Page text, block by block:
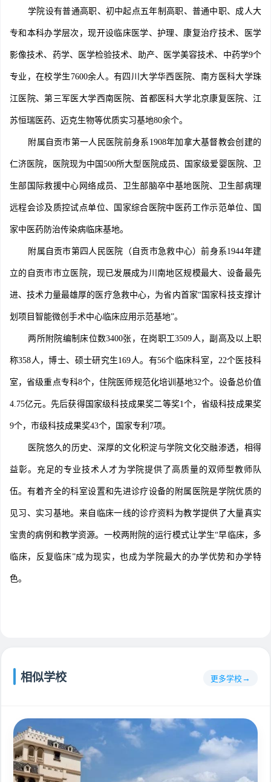
学院设有普通高职、初中起点五年制高职、普通中职、成人大
专和本科办学层次，现开设临床医学、护理、康复治疗技术、医学
影像技术、药学、医学检验技术、助产、医学美容技术、中药学9个
专业，在校学生7600余人。有四川大学华西医院、南方医科大学珠
江医院、第三军医大学西南医院、首都医科大学北京康复医院、江
苏恒瑞医药、迈克生物等优质实习基地80余个。
附属自贡市第一人民医院前身系1908年加拿大基督教会创建的
仁济医院，医院现为中国500所大型医院成员、国家级爱婴医院、卫
生部国际救援中心网络成员、卫生部脑卒中基地医院、卫生部病理
远程会诊及质控试点单位、国家综合医院中医药工作示范单位、国
家中医药防治传染病临床基地。
附属自贡市第四人民医院（自贡市急救中心）前身系1944年建
立的自贡市市立医院，现已发展成为川南地区规模最大、设备最先
进、技术力量最雄厚的医疗急救中心，为省内首家“国家科技支撑计
划项目智能微创手术中心临床应用示范基地”。
两所附院编制床位数3400张，在岗职工3509人，副高及以上职
称358人，博士、硕士研究生169人。有56个临床科室，22个医技科
室，省级重点专科8个，住院医师规范化培训基地32个。设备总价值
4.75亿元。先后获得国家级科技成果奖二等奖1个，省级科技成果奖
9个，市级科技成果奖43个，国家专利7项。
医院悠久的历史、深厚的文化积淀与学院文化交融渗透，相得
益彰。充足的专业技术人才为学院提供了高质量的双师型教师队
伍。有着齐全的科室设置和先进诊疗设备的附属医院是学院优质的
见习、实习基地。来自临床一线的诊疗资料为教学提供了大量真实
宝贵的病例和教学资源。一校两附院的运行模式让学生“早临床，多
临床，反复临床”成为现实，也成为学院最大的办学优势和办学特
色。
相似学校 更多学校